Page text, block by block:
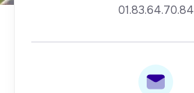
01.83.64.70.84